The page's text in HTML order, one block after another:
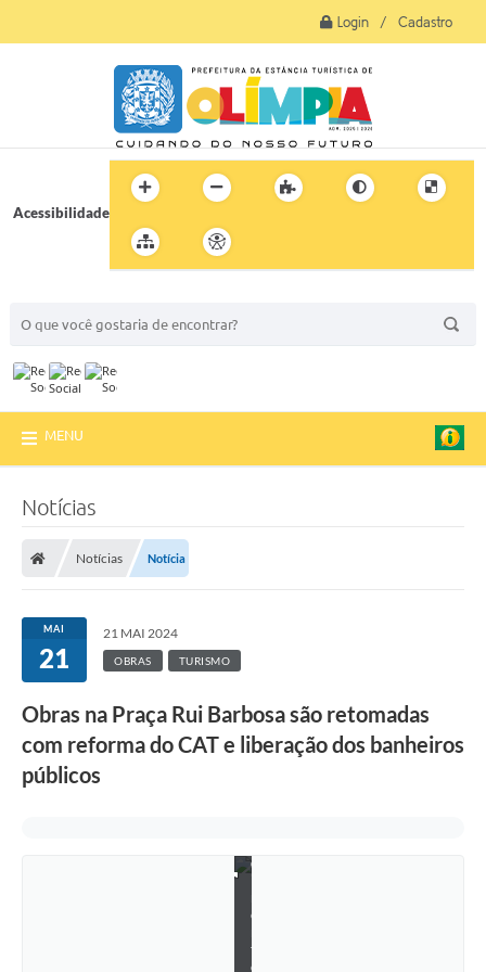
Login / Cadastro
Acessibilidade
MENU
Notícias
Notícias Notícia
MAI
21
21 MAI 2024
OBRAS TURISMO
Obras na Praça Rui Barbosa são retomadas
com reforma do CAT e liberação dos banheiros
públicos
r
o
d
d
e
t
o